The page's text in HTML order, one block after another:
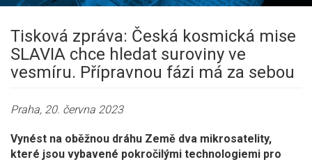
Tisková zpráva: Česká kosmická mise
SLAVIA chce hledat suroviny ve
vesmíru. Přípravnou fázi má za sebou
Praha, 20. června 2023
Vynést na oběžnou dráhu Země dva mikrosatelity,
které jsou vybavené pokročilými technologiemi pro